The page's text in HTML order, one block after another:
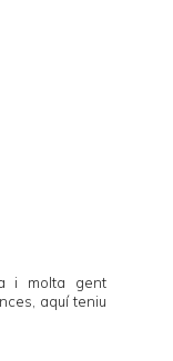
i molta gent
aquí teniu